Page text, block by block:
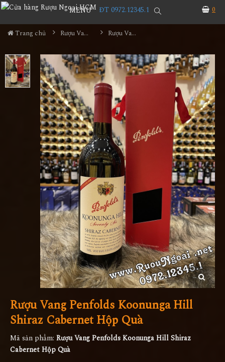
0
MENU ĐT 0972.12345.1
Trang chủ Rượu Vang Rượu Vang Penfolds Koonunga Hill Shiraz Cabernet Hộp Quà
Rượu Vang Penfolds Koonunga Hill
Shiraz Cabernet Hộp Quà
Mã sản phẩm: Rượu Vang Penfolds Koonunga Hill Shiraz
Cabernet Hộp Quà